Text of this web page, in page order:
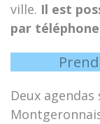
ville. Il est
par téléphone
Deux